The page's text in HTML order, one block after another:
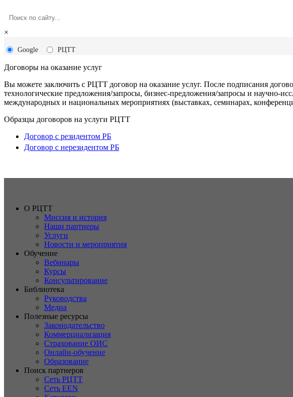
×
Google РЦТТ
Договоры на оказание услуг
Вы можете заключить с РЦТТ договор на оказание услуг. После подписания
технологические предложения/запросы, бизнес-предложения/запросы и научно-
международных и национальных мероприятиях (выставках, семинарах,
Образцы договоров на услуги РЦТТ
Договор с резидентом РБ
Договор с нерезидентом РБ
О РЦТТ
Миссия и история
Наши партнеры
Услуги
Новости и мероприятия
Обучение
Вебинары
Курсы
Консультирование
Библиотека
Руководства
Медиа
Полезные ресурсы
Законодательство
Коммерциализация
Страхование ОИС
Онлайн-обучение
Образование
Поиск партнеров
Сеть РЦТТ
Сеть EEN